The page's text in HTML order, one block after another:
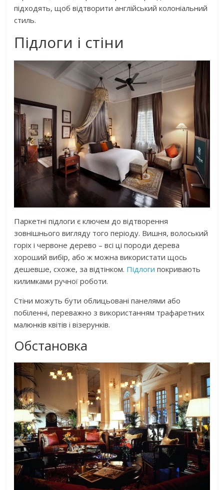
підходять, щоб відтворити англійський колоніальний
стиль.
Підлоги і стіни
Паркетні підлоги є ключем до відтворення
зовнішнього вигляду того періоду. Вишня, волоський
горіх і червоне дерево – всі ці породи дерева
хороший вибір, або ж можна використати щось
дешевше, схоже, за відтінком. Підлоги покривають
килимками ручної роботи.
Стіни можуть бути облицьовані панелями або
побіленні, переважно з використанням трафаретних
малюнків квітів і візерунків.
Обстановка